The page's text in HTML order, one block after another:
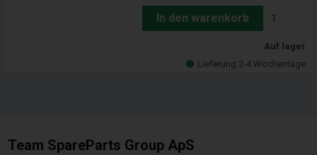
In den warenkorb
Auf lager
Lieferung 2-4 Wochentage
Team SpareParts Group ApS